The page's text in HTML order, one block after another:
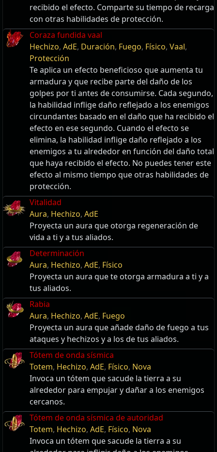
recibido el efecto. Comparte su tiempo de recarga
con otras habilidades de protección.
Coraza fundida vaal
Hechizo, AdE, Duración, Fuego, Físico, Vaal,
Protección
Te aplica un efecto beneficioso que aumenta tu
armadura y que recibe parte del daño de los
golpes por ti antes de consumirse. Cada segundo,
la habilidad inflige daño reflejado a los enemigos
circundantes basado en el daño que ha recibido el
efecto en ese segundo. Cuando el efecto se
elimina, la habilidad inflige daño reflejado a los
enemigos a tu alrededor en función del daño total
que haya recibido el efecto. No puedes tener este
efecto al mismo tiempo que otras habilidades de
protección.
Vitalidad
Aura, Hechizo, AdE
Proyecta un aura que otorga regeneración de
vida a ti y a tus aliados.
Determinación
Aura, Hechizo, AdE, Físico
Proyecta un aura que te otorga armadura a ti y a
tus aliados.
Rabia
Aura, Hechizo, AdE, Fuego
Proyecta un aura que añade daño de fuego a tus
ataques y hechizos y a los de tus aliados.
Tótem de onda sísmica
Totem, Hechizo, AdE, Físico, Nova
Invoca un tótem que sacude la tierra a su
alrededor para empujar y dañar a los enemigos
cercanos.
Tótem de onda sísmica de autoridad
Totem, Hechizo, AdE, Físico, Nova
Invoca un tótem que sacude la tierra a su